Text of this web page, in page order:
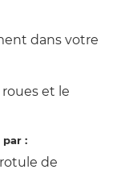
dans votre
et le
:
de